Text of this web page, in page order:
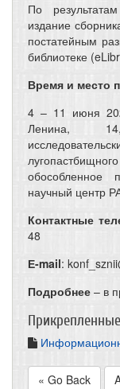
По
издание
постатейным
библиотеке
Время и место
4 – 11 июня
Ленина,
обособленное
научный центр
Контактные
48
Е-mail:
Подробнее – в
« Go Back